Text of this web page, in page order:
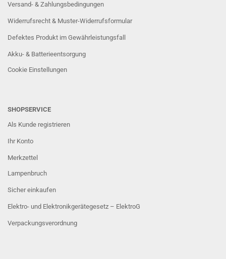
Versand- & Zahlungsbedingungen
Widerrufsrecht & Muster-Widerrufsformular
Defektes Produkt im Gewährleistungsfall
Akku- & Batterieentsorgung
Cookie Einstellungen
SHOPSERVICE
Als Kunde registrieren
Ihr Konto
Merkzettel
Lampenbruch
Sicher einkaufen
Elektro- und Elektronikgerätegesetz – ElektroG
Verpackungsverordnung